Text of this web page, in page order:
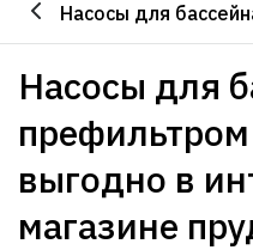
Насосы для
насосы для бассейна с
выгодно в
магазине